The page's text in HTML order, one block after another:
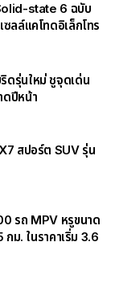
state 6 ฉบับ
ลล์แคโทดอิเล็กโทร
รุ่นใหม่ ชูจุดเด่น
ดปีหน้า
สปอร์ต SUV รุ่น
รถ MPV หรูขนาด
ม. ในราคาเริ่ม 3.6